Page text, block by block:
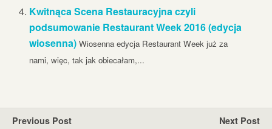
Kwitnąca Scena Restauracyjna czyli
podsumowanie Restaurant Week 2016 (edycja
wiosenna) Wiosenna edycja Restaurant Week już za
nami, więc, tak jak obiecałam,...
Previous Post Next Post